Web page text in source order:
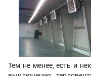
Тем не менее, есть и